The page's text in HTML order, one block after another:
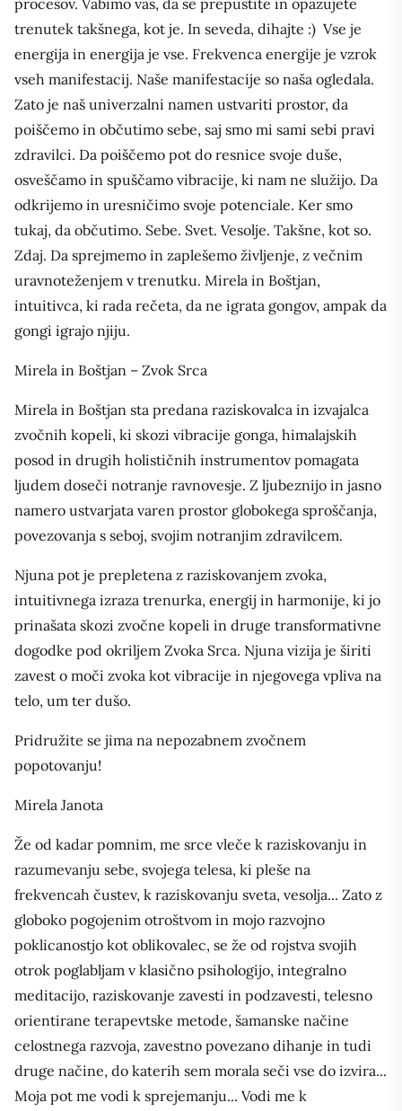
procesov. Vabimo vas, da se prepustite in opazujete
trenutek takšnega, kot je. In seveda, dihajte :) Vse je
energija in energija je vse. Frekvenca energije je vzrok
vseh manifestacij. Naše manifestacije so naša ogledala.
Zato je naš univerzalni namen ustvariti prostor, da
poiščemo in občutimo sebe, saj smo mi sami sebi pravi
zdravilci. Da poiščemo pot do resnice svoje duše,
osveščamo in spuščamo vibracije, ki nam ne služijo. Da
odkrijemo in uresničimo svoje potenciale. Ker smo
tukaj, da občutimo. Sebe. Svet. Vesolje. Takšne, kot so.
Zdaj. Da sprejmemo in zaplešemo življenje, z večnim
uravnoteženjem v trenutku. Mirela in Boštjan,
intuitivca, ki rada rečeta, da ne igrata gongov, ampak da
gongi igrajo njiju.
Mirela in Boštjan – Zvok Srca
Mirela in Boštjan sta predana raziskovalca in izvajalca
zvočnih kopeli, ki skozi vibracije gonga, himalajskih
posod in drugih holističnih instrumentov pomagata
ljudem doseči notranje ravnovesje. Z ljubeznijo in jasno
namero ustvarjata varen prostor globokega sproščanja,
povezovanja s seboj, svojim notranjim zdravilcem.
Njuna pot je prepletena z raziskovanjem zvoka,
intuitivnega izraza trenurka, energij in harmonije, ki jo
prinašata skozi zvočne kopeli in druge transformativne
dogodke pod okriljem Zvoka Srca. Njuna vizija je širiti
zavest o moči zvoka kot vibracije in njegovega vpliva na
telo, um ter dušo.
Pridružite se jima na nepozabnem zvočnem
popotovanju!
Mirela Janota
Že od kadar pomnim, me srce vleče k raziskovanju in
razumevanju sebe, svojega telesa, ki pleše na
frekvencah čustev, k raziskovanju sveta, vesolja... Zato z
globoko pogojenim otroštvom in mojo razvojno
poklicanostjo kot oblikovalec, se že od rojstva svojih
otrok poglabljam v klasično psihologijo, integralno
meditacijo, raziskovanje zavesti in podzavesti, telesno
orientirane terapevtske metode, šamanske načine
celostnega razvoja, zavestno povezano dihanje in tudi
druge načine, do katerih sem morala seči vse do izvira...
Moja pot me vodi k sprejemanju... Vodi me k